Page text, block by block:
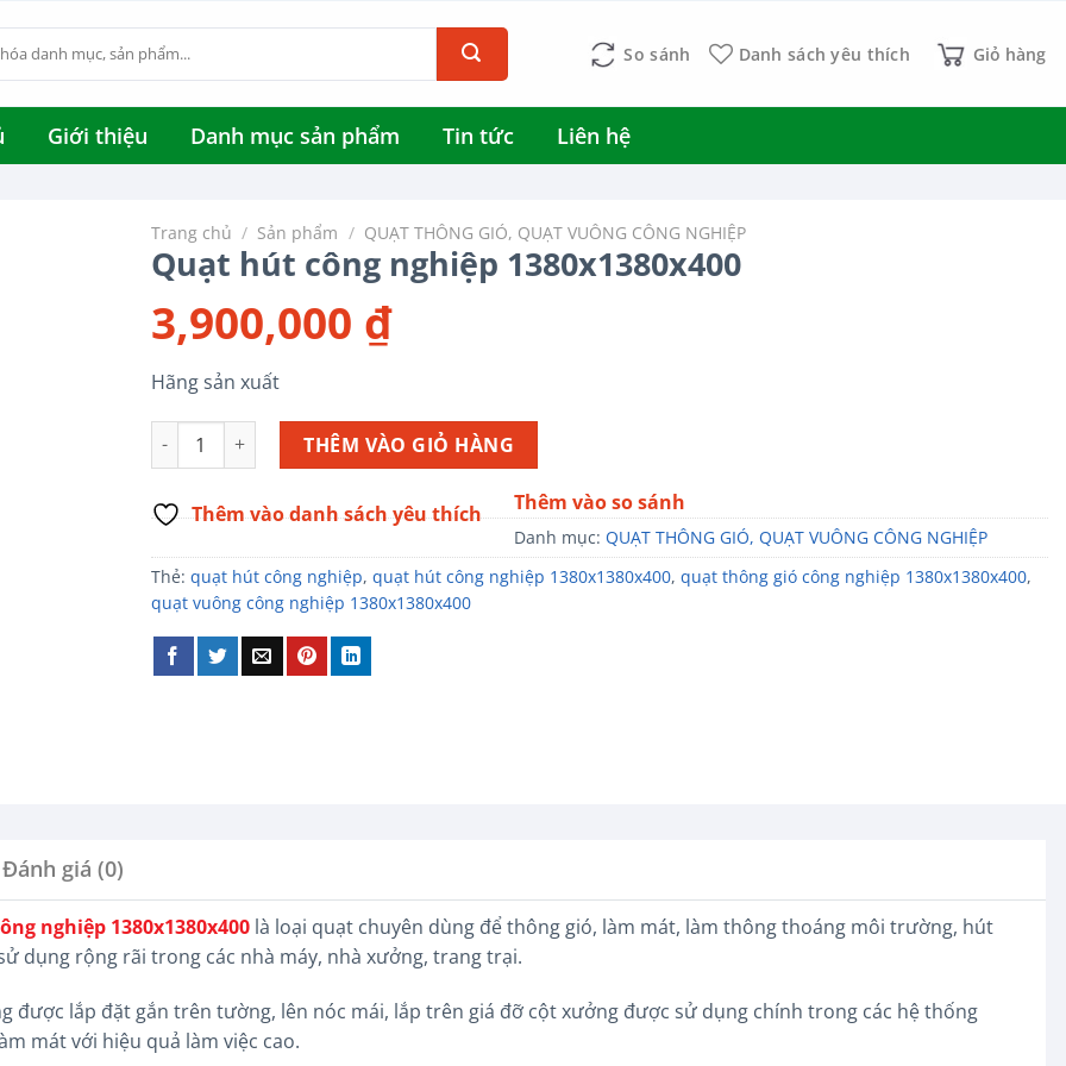
So sánh Danh sách yêu thích Giỏ hàng
Giới thiệu Danh mục sản phẩm Tin tức Liên hệ
Trang chủ / Sản phẩm / QUẠT THÔNG GIÓ, QUẠT VUÔNG CÔNG NGHIỆP
Quạt hút công nghiệp 1380x1380x400
3,900,000 ₫
Hãng sản xuất
Quạt hút công nghiệp 1380x1380x400 số lượng
THÊM VÀO GIỎ HÀNG
Thêm vào danh sách yêu thích Thêm vào so sánh
Danh mục: QUẠT THÔNG GIÓ, QUẠT VUÔNG CÔNG NGHIỆP
Thẻ: quạt hút công nghiệp, quạt hút công nghiệp 1380x1380x400, quạt thông gió công nghiệp 1380x1380x400,
quạt vuông công nghiệp 1380x1380x400
Đánh giá (0)
nghiệp 1380x1380x400 là loại quạt chuyên dùng để thông gió, làm mát, làm thông thoáng môi trường, hút
dụng rộng rãi trong các nhà máy, nhà xưởng, trang trại.
được lắp đặt gắn trên tường, lên nóc mái, lắp trên giá đỡ cột xưởng được sử dụng chính trong các hệ thống
mát với hiệu quả làm việc cao.